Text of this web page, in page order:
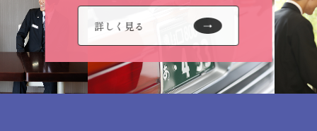
詳しく見る